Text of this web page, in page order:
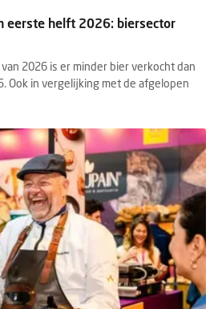
eerste helft 2026: biersector
2026 is er minder bier verkocht dan
Ook in vergelijking met de afgelopen